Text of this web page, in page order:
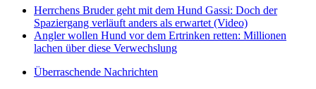
Herrchens Bruder geht mit dem Hund Gassi: Doch der
Spaziergang verläuft anders als erwartet (Video)
Angler wollen Hund vor dem Ertrinken retten: Millionen
lachen über diese Verwechslung
Überraschende Nachrichten